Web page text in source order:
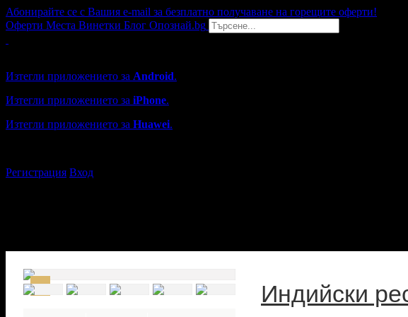
Абонирайте се с Вашия e-mail за безплатно получаване на горещите оферти!
Оферти Места Винетки Блог Опознай.bg
Изтегли приложението за Android.
Изтегли приложението за iPhone.
Изтегли приложението за Huawei.
Регистрация Вход
Индийски